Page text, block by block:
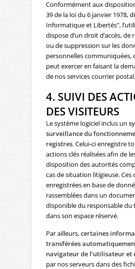
Conformément aux
39 de la loi du 6 janvier 1978,
Informatique et Libertés",
dispose d’un droit d’accès, de
ou de suppression sur les
personnelles communiquées,
peut exercer en faisant la
de nos services courrier postal.
4. SUIVI DES
DES VISITEURS
Le système logiciel inclus un
surveillance du
registres. Celui-ci enregistre
actions clés réalisées afin de
disposition des autorités
cas de situation litigieuse. Ces
enregistrées en base de
rassemblées dans un
disponible du responsable
dans son espace réservé.
Par ailleurs,certaines
transférées
navigateur de l’utilisateur et
par nos serveurs dans des